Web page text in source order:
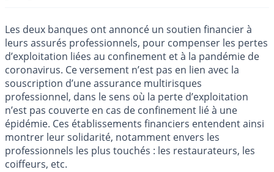
Les deux banques ont annoncé un soutien financier à
leurs assurés professionnels, pour compenser les pertes
d’exploitation liées au confinement et à la pandémie de
coronavirus. Ce versement n’est pas en lien avec la
souscription d’une assurance multirisques
professionnel, dans le sens où la perte d’exploitation
n’est pas couverte en cas de confinement lié à une
épidémie. Ces établissements financiers entendent ainsi
montrer leur solidarité, notamment envers les
professionnels les plus touchés : les restaurateurs, les
coiffeurs, etc.